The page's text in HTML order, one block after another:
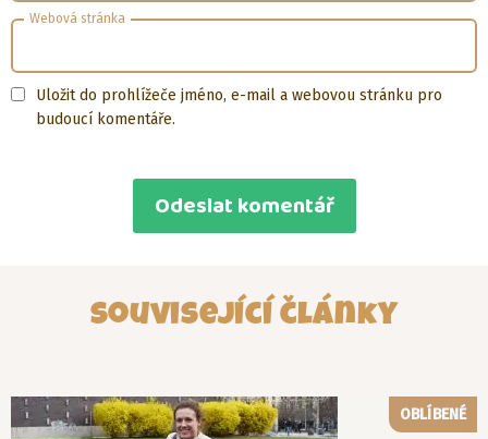
Webová stránka
Uložit do prohlížeče jméno, e-mail a webovou stránku pro
budoucí komentáře.
Související články
OBLÍBENÉ